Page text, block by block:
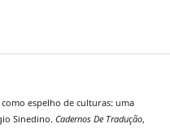
espelho de culturas: uma
Sinedino. Cadernos De Tradução,